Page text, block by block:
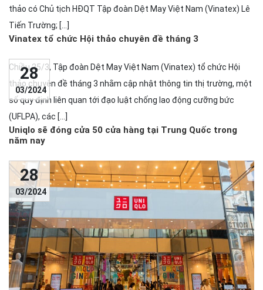
thảo có Chủ tịch HĐQT Tập đoàn Dệt May Việt Nam (Vinatex) Lê
Tiến Trường; […]
Vinatex tổ chức Hội thảo chuyên đề tháng 3
28
03/2024
Chiều 25/3, Tập đoàn Dệt May Việt Nam (Vinatex) tổ chức Hội
thảo chuyên đề tháng 3 nhằm cập nhật thông tin thị trường, một
số quy định liên quan tới đạo luật chống lao động cưỡng bức
(UFLPA), các […]
Uniqlo sẽ đóng cửa 50 cửa hàng tại Trung Quốc trong
năm nay
28
03/2024